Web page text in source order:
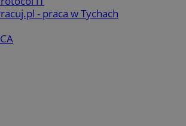
- praca w Tychach